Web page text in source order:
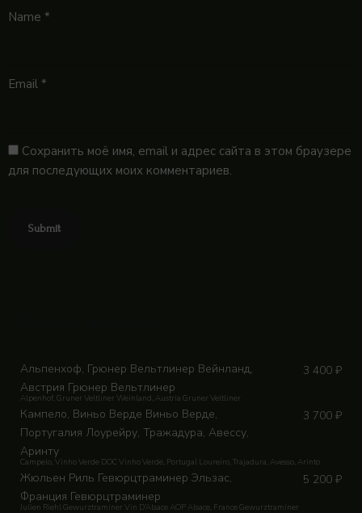
Name *
Email *
Сохранить моё имя, email и адрес сайта в этом браузере
для последующих моих комментариев.
Альпенхоф, Грюнер Вельтлинер Вейнланд,
Австрия Грюнер Вельтлинер
3 400 ₽
Alpenhof, Gruner Veltliner Weinland, Austria Gruner Veltliner
Кампело, Виньо Верде Виньо Верде,
Португалия Лоурейру, Тражадура, Авессу,
Аринту
3 700 ₽
Campelo, Vinho Verde DOC Vinho Verde, Portugal Loureiro, Trajadura, Avesso, Arinto
Жюльен Риль Гевюрцтраминер Эльзас,
Франция Гевюрцтраминер
5 200 ₽
Julien Riehl Gewurztraminer Vin D’Alsace АОР Alsace, France Gewurztraminer